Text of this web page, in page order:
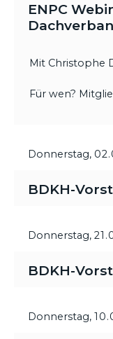
ENPC
Mit Christophe
Für wen?
Donnerstag,
BDKH-
Donnerstag,
BDKH-
Donnerstag,